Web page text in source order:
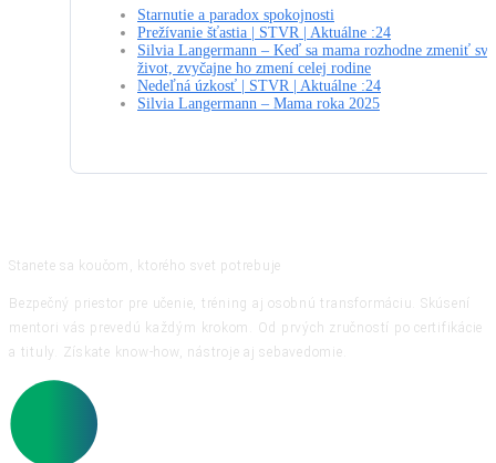
Starnutie a paradox spokojnosti
Prežívanie šťastia | STVR | Aktuálne :24
Silvia Langermann – Keď sa mama rozhodne zmeniť
život, zvyčajne ho zmení celej rodine
Nedeľná úzkosť | STVR | Aktuálne :24
Silvia Langermann – Mama roka 2025
Stanete sa koučom, ktorého svet potrebuje
Bezpečný priestor pre učenie, tréning aj osobnú transformáciu. Skúsení
mentori vás prevedú každým krokom. Od prvých zručností po certifikácie
a tituly. Získate know-how, nástroje aj sebavedomie.